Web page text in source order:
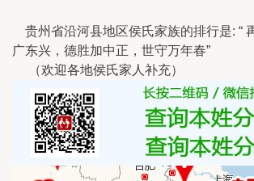
贵州省沿河县地区侯氏家族的排行是: “
广东兴，德胜加中正，世守万年春”
（欢迎各地侯氏家人补充）